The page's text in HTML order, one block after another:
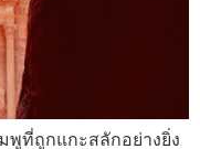
พูที่ถูกแกะสลักอย่างยิ่ง